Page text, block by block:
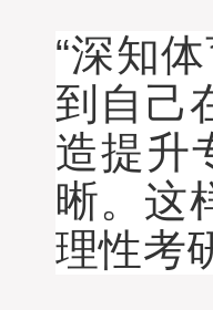
“深知
到自己
造提升
晰。这
理性考